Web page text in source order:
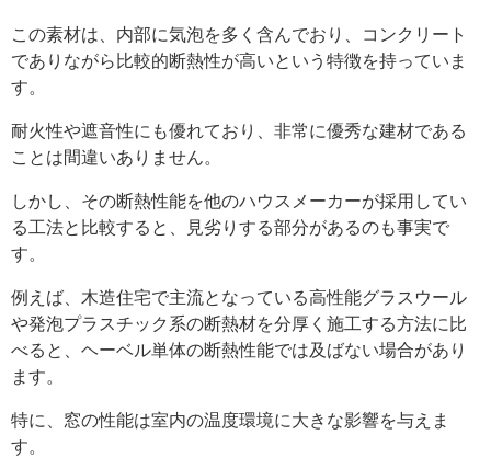
この素材は、内部に気泡を多く含んでおり、コンクリート
でありながら比較的断熱性が高いという特徴を持っていま
す。
耐火性や遮音性にも優れており、非常に優秀な建材である
ことは間違いありません。
しかし、その断熱性能を他のハウスメーカーが採用してい
る工法と比較すると、見劣りする部分があるのも事実で
す。
例えば、木造住宅で主流となっている高性能グラスウール
や発泡プラスチック系の断熱材を分厚く施工する方法に比
べると、ヘーベル単体の断熱性能では及ばない場合があり
ます。
特に、窓の性能は室内の温度環境に大きな影響を与えま
す。